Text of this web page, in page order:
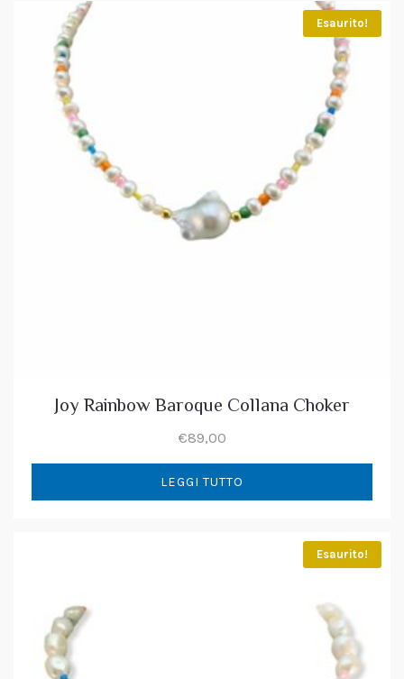
Esaurito!
Joy Rainbow Baroque Collana Choker
€89,00
LEGGI TUTTO
Esaurito!